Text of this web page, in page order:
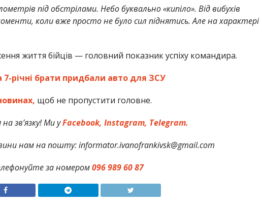
під обстрілами. Небо буквально «кипіло». Від вибухів
коли вже просто не було сил піднятись. Але на характері
життя бійців — головний показник успіху командира.
7-річні брати придбали авто для ЗСУ
щоб не пропустити головне.
зв’язку! Ми уFacebook, Instagram, Telegram.
нам на пошту: informator.ivanofrankivsk@gmail.com
за номером096 989 60 87